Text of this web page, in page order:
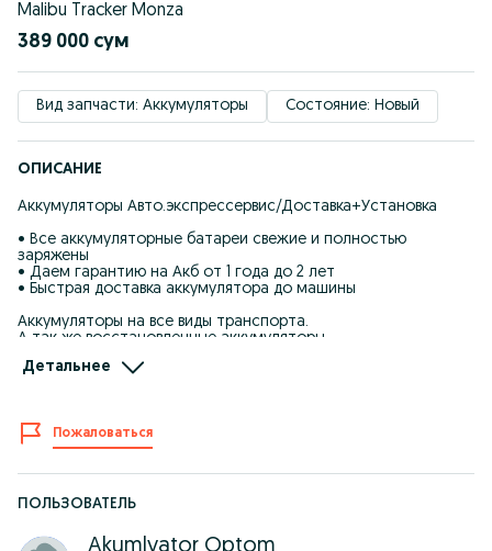
Malibu Tracker Monza
389 000 сум
Вид запчасти: Аккумуляторы Состояние: Новый
ОПИСАНИЕ
Аккумуляторы Авто.экспрессервис/Доставка+Установка
• Все аккумуляторные батареи свежие и полностью
заряжены
• Даем гарантию на Акб от 1 года до 2 лет
• Быстрая доставка аккумулятора до машины
Аккумуляторы на все виды транспорта.
А так же восстановленные аккумуляторы.,
Цена указана на мотоциклетный аккумулятор.
42Ah, 45Ah, 50Ah, 53Ah, 55Ah, 60Ah, 61Ah, 62Ah, 64Ah, 65Ah,
68Ah, 70Ah, 72Ah, 74Ah, 75Ah, 77Ah, 80Ah, 85Ah, 90Ah, 91Ah,
95Ah, 100Ah, 105Ah, 110Ah, 132Ah, 140Ah, 180Ah, 190Ah, 220Ah,
225Ah
Надежные аккумуляторы из Европы, России, Японии,
СКИДКА при сдаче старого аккумулятора)
Детальнее
Пожаловаться
ПОЛЬЗОВАТЕЛЬ
Akumlyator Optom